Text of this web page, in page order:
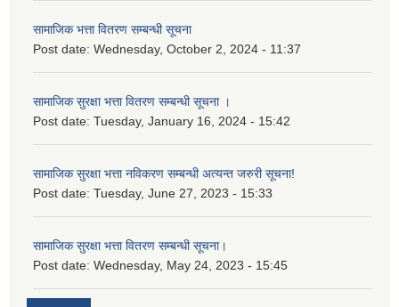
सामाजिक भत्ता वितरण सम्बन्धी सूचना
Post date: Wednesday, October 2, 2024 - 11:37
सामाजिक सुरक्षा भत्ता वितरण सम्बन्धी सूचना ।
Post date: Tuesday, January 16, 2024 - 15:42
सामाजिक सुरक्षा भत्ता नविकरण सम्बन्धी अत्यन्त जरुरी सूचना!
Post date: Tuesday, June 27, 2023 - 15:33
सामाजिक सुरक्षा भत्ता वितरण सम्बन्धी सूचना।
Post date: Wednesday, May 24, 2023 - 15:45